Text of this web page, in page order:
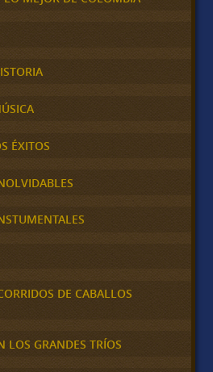
ÉXITOS
DE CABALLOS
LOS GRANDES TRÍOS